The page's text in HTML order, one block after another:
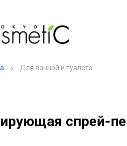
Для ванной и туалета
спрей-